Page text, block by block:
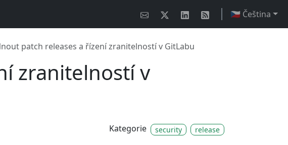
🇨🇿 Čeština
patch releases a řízení zranitelností v GitLabu
zranitelností v
Kategorie security release